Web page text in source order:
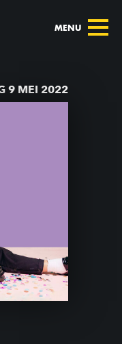
MENU
9 MEI 2022